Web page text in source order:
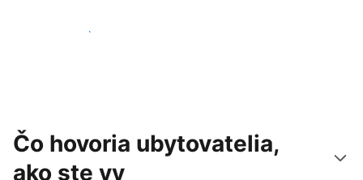
Osloviť nových hostí
Čo hovoria ubytovatelia,
ako ste vy